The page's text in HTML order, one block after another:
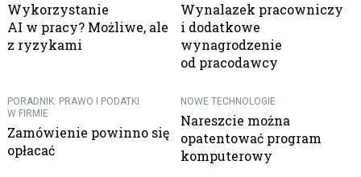
Wykorzystanie
AI w pracy? Możliwe, ale
z ryzykami
Wynalazek pracowniczy
i dodatkowe
wynagrodzenie
od pracodawcy
PORADNIK: PRAWO I PODATKI
W FIRMIE
Zamówienie powinno się
opłacać
NOWE TECHNOLOGIE
Nareszcie można
opatentować program
komputerowy